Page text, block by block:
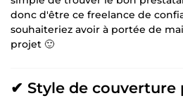
donc d'être ce freelance de
souhaiteriez avoir à portée de
projet 🙂
✔ Style de couverture